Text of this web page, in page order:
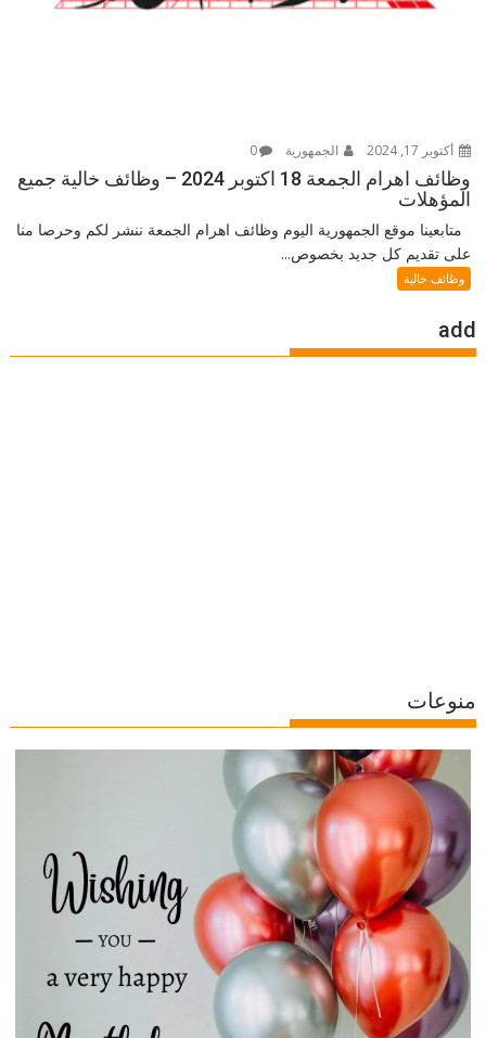
أكتوبر 17, 2024 الجمهورية 0
وظائف اهرام الجمعة 18 اكتوبر 2024 – وظائف خالية جميع
المؤهلات
متابعينا موقع الجمهورية اليوم وظائف اهرام الجمعة ننشر لكم وحرصا منا
على تقديم كل جديد بخصوص...
وظائف خالية
add
منوعات